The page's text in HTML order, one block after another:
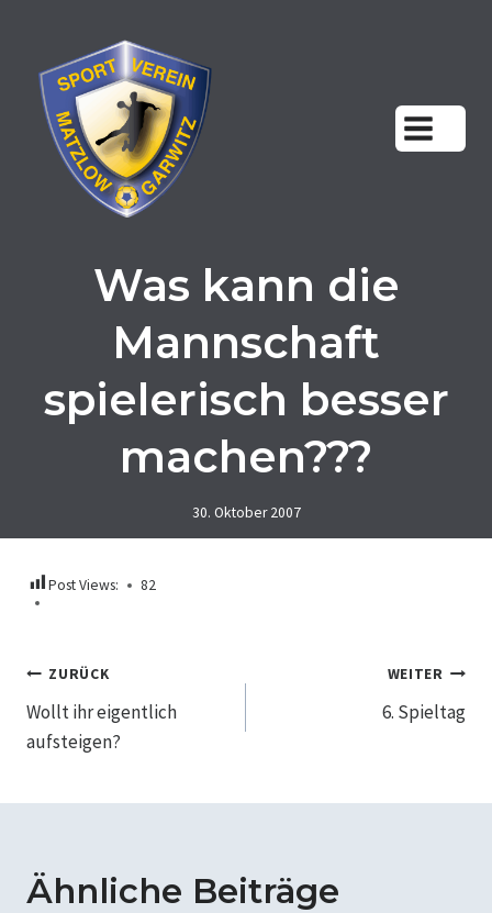
springen
Was kann die
Mannschaft
spielerisch besser
machen???
30. Oktober 2007
Post Views: 82
Beitragsnavigation
ZURÜCK
Wollt ihr eigentlich
aufsteigen?
WEITER
6. Spieltag
Ähnliche Beiträge